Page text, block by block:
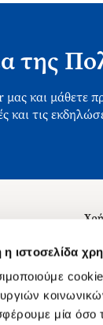
η ιστοσελίδα
μία όσο
της
και μάθετε
και τις